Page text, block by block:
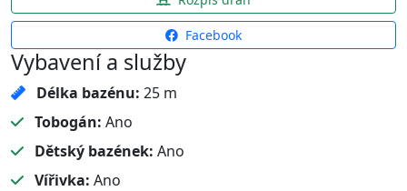
Facebook
Vybavení a služby
Délka bazénu: 25 m
Tobogán: Ano
Dětský bazének: Ano
Vířivka: Ano